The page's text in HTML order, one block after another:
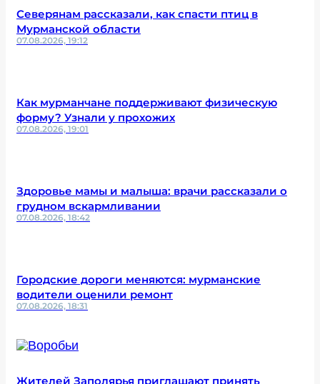
Северянам рассказали, как спасти птиц в
Мурманской области
07.08.2026, 19:12
Как мурманчане поддерживают физическую
форму? Узнали у прохожих
07.08.2026, 19:01
Здоровье мамы и малыша: врачи рассказали о
грудном вскармливании
07.08.2026, 18:42
Городские дороги меняются: мурманские
водители оценили ремонт
07.08.2026, 18:31
Жителей Заполярья приглашают принять